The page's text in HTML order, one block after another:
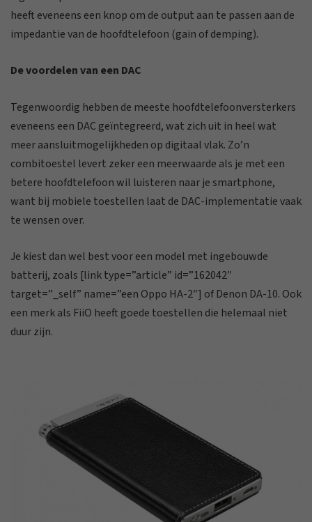
heeft eveneens een knop om de output aan te passen aan de
impedantie van de hoofdtelefoon (gain of demping).
De voordelen van een DAC
Tegenwoordig hebben de meeste hoofdtelefoonversterkers
eveneens een DAC geïntegreerd, wat zich uit in heel wat
meer aansluitmogelijkheden op digitaal vlak. Zo’n
combitoestel levert zeker een meerwaarde als je met een
betere hoofdtelefoon wil luisteren naar je smartphone,
want bij mobiele toestellen laat de DAC-implementatie vaak
te wensen over.
Je kiest dan wel best voor een model met ingebouwde
batterij, zoals [link type=”article” id=”162042″
target=”_self” name=”een Oppo HA-2″] of Denon DA-10. Ook
een merk als FiiO heeft goede toestellen die helemaal niet
duur zijn.